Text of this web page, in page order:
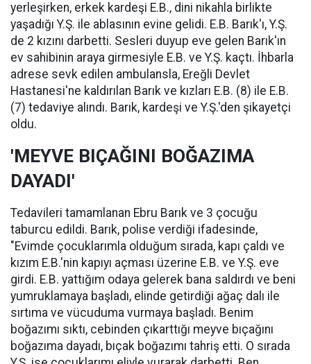
yerleşirken, erkek kardeşi E.B., dini nikahla birlikte
yaşadığı Y.Ş. ile ablasının evine gelidi. E.B. Barık'ı, Y.Ş.
de 2 kızını darbetti. Sesleri duyup eve gelen Barık'ın
ev sahibinin araya girmesiyle E.B. ve Y.Ş. kaçtı. İhbarla
adrese sevk edilen ambulansla, Ereğli Devlet
Hastanesi'ne kaldırılan Barık ve kızları E.B. (8) ile E.B.
(7) tedaviye alındı. Barık, kardeşi ve Y.Ş.'den şikayetçi
oldu.
'MEYVE BIÇAĞINI BOĞAZIMA
DAYADI'
Tedavileri tamamlanan Ebru Barık ve 3 çocuğu
taburcu edildi. Barık, polise verdiği ifadesinde,
"Evimde çocuklarımla olduğum sırada, kapı çaldı ve
kızım E.B.'nin kapıyı açması üzerine E.B. ve Y.Ş. eve
girdi. E.B. yattığım odaya gelerek bana saldırdı ve beni
yumruklamaya başladı, elinde getirdiği ağaç dalı ile
sırtıma ve vücuduma vurmaya başladı. Benim
boğazımı sıktı, cebinden çıkarttığı meyve bıçağını
boğazıma dayadı, bıçak boğazımı tahriş etti. O sırada